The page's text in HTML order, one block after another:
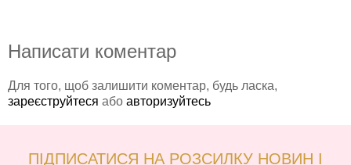
Написати коментар
Для того, щоб залишити коментар, будь ласка,
зареєструйтеся або авторизуйтесь
ПІДПИСАТИСЯ НА РОЗСИЛКУ НОВИН І